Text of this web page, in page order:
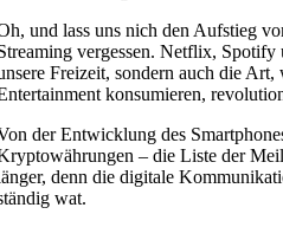
und lass uns nich den Aufstieg
vergessen. Netflix,
Freizeit, sondern auch die
konsumieren,
der Entwicklung des
– die Liste der
denn die digitale
wat.